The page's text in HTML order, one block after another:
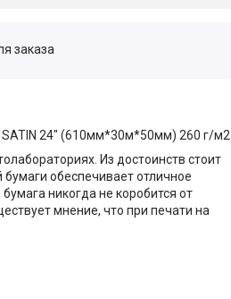
заказа
SATIN 24" (610мм*30м*50мм) 260 г/м2
Из достоинств стоит
обеспечивает отличное
никогда не коробится от
мнение, что при печати на